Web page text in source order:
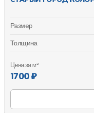
Размер
Толщина
Цена за м²
1700 ₽